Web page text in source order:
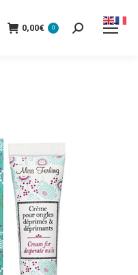
0,00€ 0
Recherche